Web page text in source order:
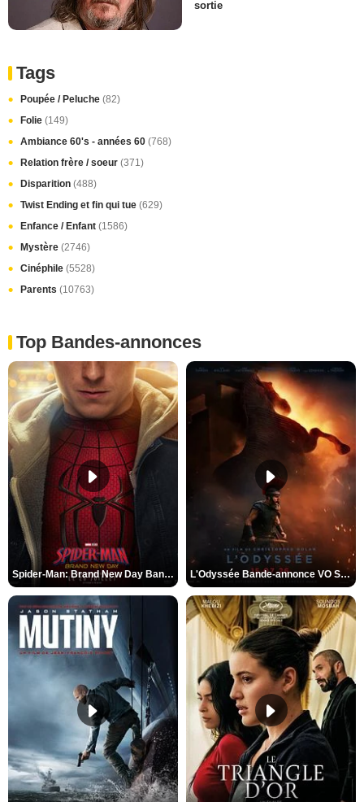
sortie
Tags
Poupée / Peluche (82)
Folie (149)
Ambiance 60's - années 60 (768)
Relation frère / soeur (371)
Disparition (488)
Twist Ending et fin qui tue (629)
Enfance / Enfant (1586)
Mystère (2746)
Cinéphile (5528)
Parents (10763)
Top Bandes-annonces
Spider-Man: Brand New Day Bande-annonce VO STFR L'Odyssée Bande-annonce VO STFR